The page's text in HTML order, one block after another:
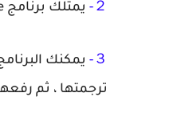
２- يمتلك برنامج google translate خاصية هامة تشمل التعرف التلقائي على اللغة التي ترغب في الترجمة منها .
３-
يمكنك
ترجمتها ، ثم